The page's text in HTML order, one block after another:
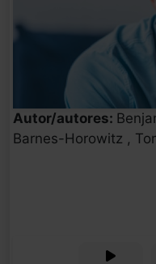
Autor/autores:
Barnes-Horowitz ,